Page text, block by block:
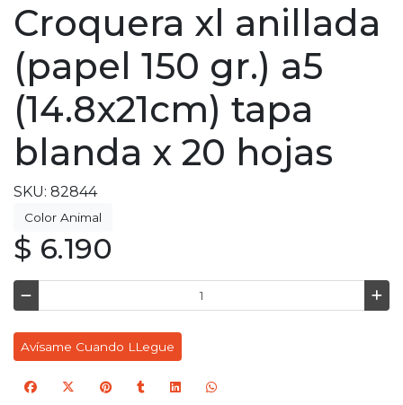
Croquera xl anillada
(papel 150 gr.) a5
(14.8x21cm) tapa
blanda x 20 hojas
SKU: 82844
Color Animal
$ 6.190
Avísame Cuando LLegue